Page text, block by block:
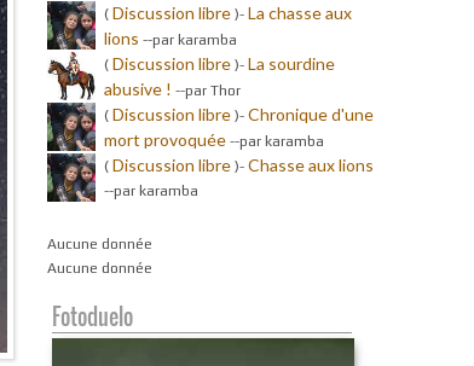
( Discussion libre)- La chasse aux
lions --par karamba
( Discussion libre)- La sourdine
abusive ! --par Thor
( Discussion libre)- Chronique d'une
mort provoquée--par karamba
( Discussion libre)- Chasse aux lions
--par karamba
Aucune donnée
Aucune donnée
Fotoduelo